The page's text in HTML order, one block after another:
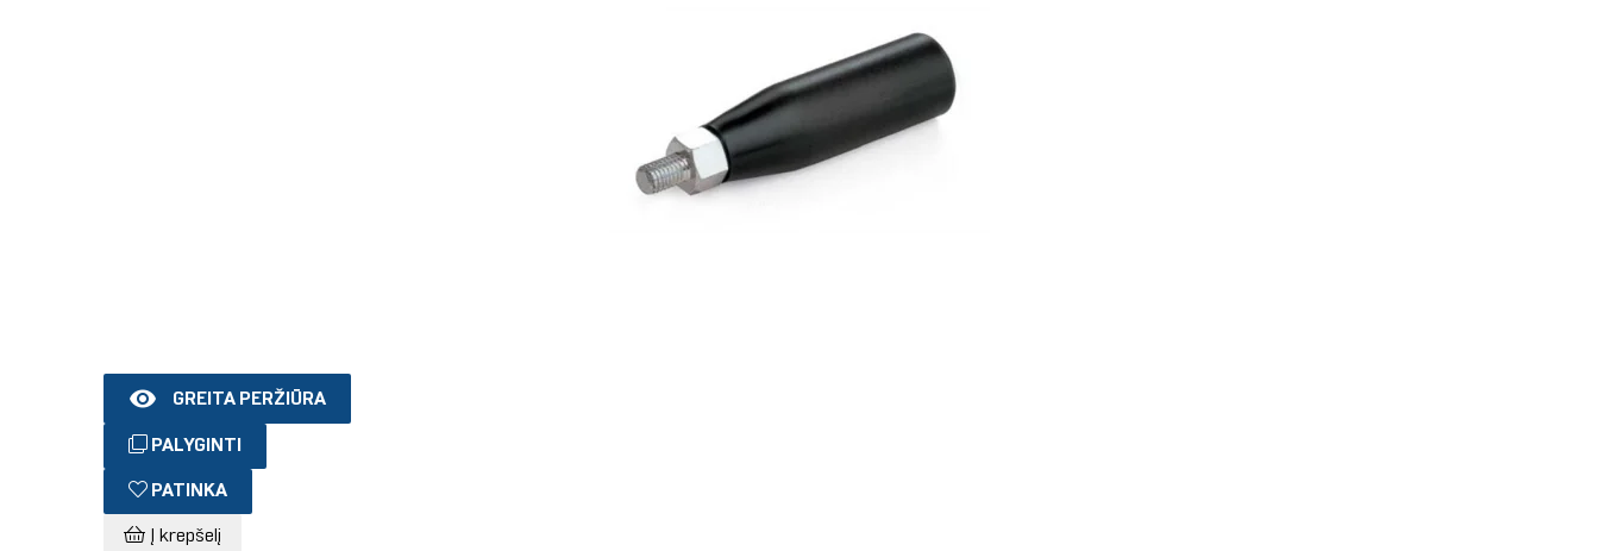
 GREITA PERŽIŪRA
PALYGINTI
PATINKA
Į krepšelį